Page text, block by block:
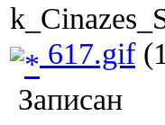
617.gif
Записан